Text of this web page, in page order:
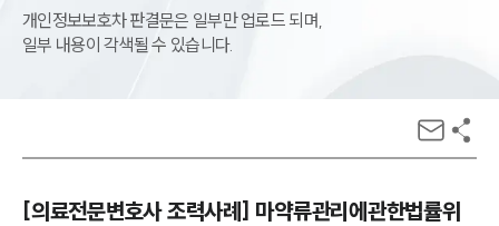
개인정보보호차 판결문은 일부만 업로드 되며,
일부 내용이 각색될 수 있습니다.
[의료전문변호사 조력사례] 마약류관리에관한법률위